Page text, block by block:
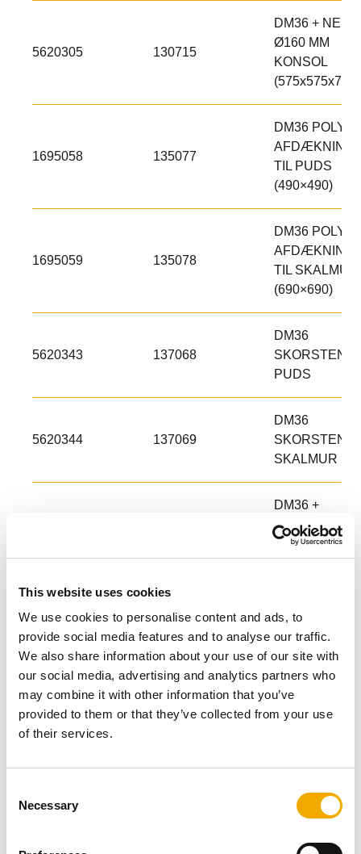
This website uses cookies
We use cookies to personalise content and ads, to
provide social media features and to analyse our traffic.
We also share information about your use of our site with
our social media, advertising and analytics partners who
may combine it with other information that you’ve
provided to them or that they’ve collected from your use
of their services.
Necessary
5620305 130715
DM36 + NEM
Ø160 MM
KONSOL
(575x575x75)
1695058 135077
DM36 POLY
AFDÆKNING,
TIL PUDS
(490×490)
1695059 135078
DM36 POLY
AFDÆKNING,
TIL SKALMUR
(690×690)
5620343 137068
DM36
PUDS
5620344 137069
DM36
SKALMUR
DM36 +
ISOKERN AIR
TOPRING
4022638 130732
4,5 M -
Komplette
pakker
17 stk.
Ydermodul